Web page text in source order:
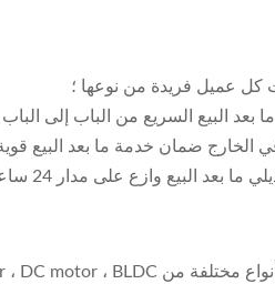
كل عميل فريدة من نوعها ؛
البيع السريع من الباب إلى
الخارج ضمان خدمة ما بعد البيع
البيع وازع على مدار 24 ساعة.